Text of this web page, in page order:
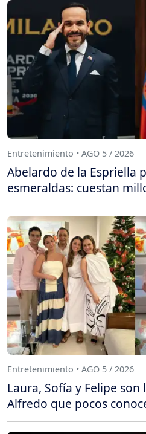
Entretenimiento • AGO 5 / 2026
Abelardo de la Espriella
esmeraldas: cuestan
Entretenimiento • AGO 5 / 2026
Laura, Sofía y Felipe son
Alfredo que pocos